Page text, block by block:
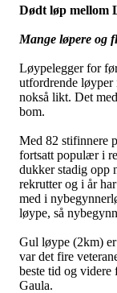
Dødt løp mellom
Mange løpere og
Løypelegger for
utfordrende løyper
nokså likt. Det
bom.
Med 82 stifinnere
fortsatt populær i
dukker stadig opp
rekrutter og i år
med i
løype, så
Gul løype (2km)
var det fire
beste tid og videre
Gaula.